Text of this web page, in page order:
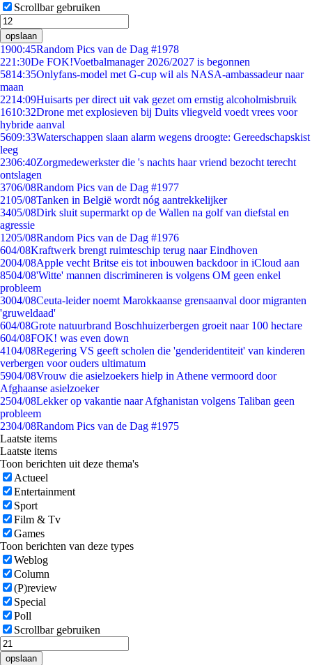
Scrollbar gebruiken
opslaan
1900:45Random Pics van de Dag #1978
221:30De FOK!Voetbalmanager 2026/2027 is begonnen
5814:35Onlyfans-model met G-cup wil als NASA-ambassadeur naar
maan
2214:09Huisarts per direct uit vak gezet om ernstig alcoholmisbruik
1610:32Drone met explosieven bij Duits vliegveld voedt vrees voor
hybride aanval
5609:33Waterschappen slaan alarm wegens droogte: Gereedschapskist
leeg
2306:40Zorgmedewerkster die 's nachts haar vriend bezocht terecht
ontslagen
3706/08Random Pics van de Dag #1977
2105/08Tanken in België wordt nóg aantrekkelijker
3405/08Dirk sluit supermarkt op de Wallen na golf van diefstal en
agressie
1205/08Random Pics van de Dag #1976
604/08Kraftwerk brengt ruimteschip terug naar Eindhoven
2004/08Apple vecht Britse eis tot inbouwen backdoor in iCloud aan
8504/08'Witte' mannen discrimineren is volgens OM geen enkel
probleem
3004/08Ceuta-leider noemt Marokkaanse grensaanval door migranten
'gruweldaad'
604/08Grote natuurbrand Boschhuizerbergen groeit naar 100 hectare
604/08FOK! was even down
4104/08Regering VS geeft scholen die 'genderidentiteit' van kinderen
verbergen voor ouders ultimatum
5904/08Vrouw die asielzoekers hielp in Athene vermoord door
Afghaanse asielzoeker
2504/08Lekker op vakantie naar Afghanistan volgens Taliban geen
probleem
2304/08Random Pics van de Dag #1975
Laatste items
Laatste items
Toon berichten uit deze thema's
Actueel
Entertainment
Sport
Film & Tv
Games
Toon berichten van deze types
Weblog
Column
(P)review
Special
Poll
Scrollbar gebruiken
opslaan